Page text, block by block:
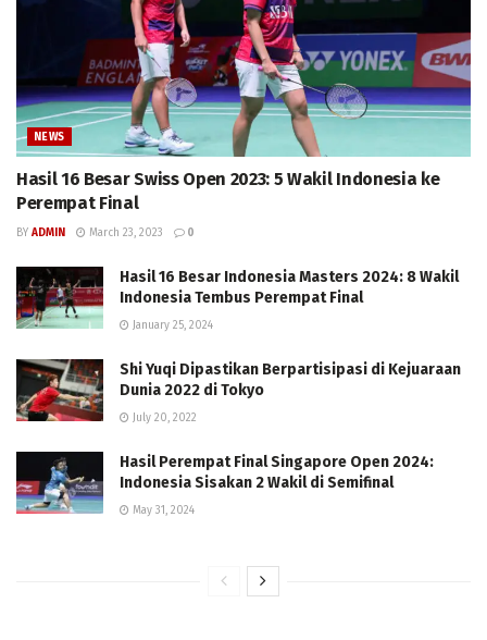
NEWS
Hasil 16 Besar Swiss Open 2023: 5 Wakil Indonesia ke
Perempat Final
BY ADMIN March 23, 2023 0
Hasil 16 Besar Indonesia Masters 2024: 8 Wakil
Indonesia Tembus Perempat Final
January 25, 2024
Shi Yuqi Dipastikan Berpartisipasi di Kejuaraan
Dunia 2022 di Tokyo
July 20, 2022
Hasil Perempat Final Singapore Open 2024:
Indonesia Sisakan 2 Wakil di Semifinal
May 31, 2024